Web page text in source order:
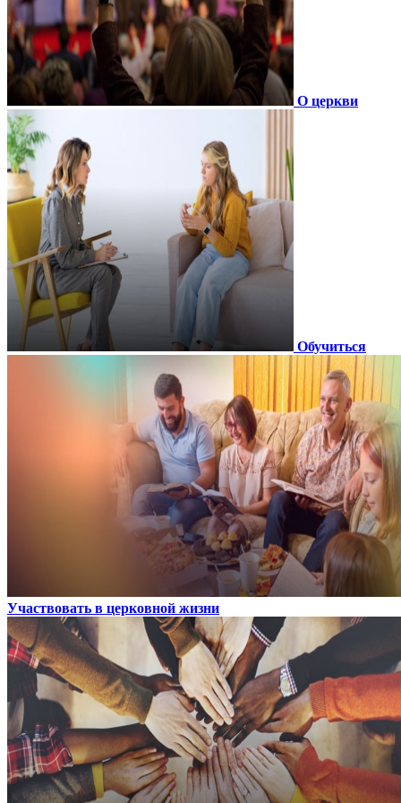
О церкви
Обучиться
Участвовать в церковной жизни